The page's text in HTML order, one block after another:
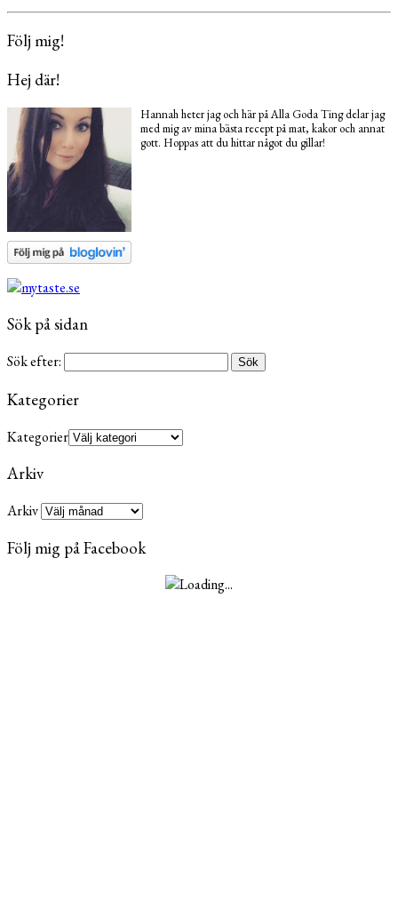
Följ mig!
Hej där!
Hannah heter jag och här på Alla Goda Ting delar jag
med mig av mina bästa recept på mat, kakor och annat
gott. Hoppas att du hittar något du gillar!
Sök på sidan
Sök efter:
Kategorier
Kategorier
Arkiv
Arkiv
Följ mig på Facebook